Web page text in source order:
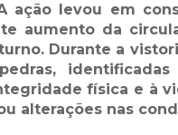
ação levou em
aumento da
Durante a
física e à
alterações nas